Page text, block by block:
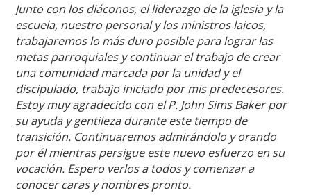
Junto con los diáconos, el liderazgo de la iglesia y la
escuela, nuestro personal y los ministros laicos,
trabajaremos lo más duro posible para lograr las
metas parroquiales y continuar el trabajo de crear
una comunidad marcada por la unidad y el
discipulado, trabajo iniciado por mis predecesores.
Estoy muy agradecido con el P. John Sims Baker por
su ayuda y gentileza durante este tiempo de
transición. Continuaremos admirándolo y orando
por él mientras persigue este nuevo esfuerzo en su
vocación. Espero verlos a todos y comenzar a
conocer caras y nombres pronto.